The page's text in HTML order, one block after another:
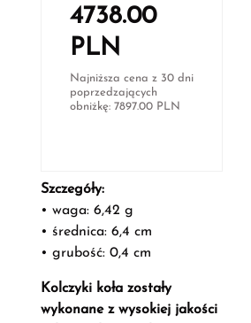
4738.00
PLN
Najniższa cena z 30 dni
poprzedzających
obniżkę: 7897.00PLN
Szczegóły:
• waga: 6,42 g
• średnica: 6,4 cm
• grubość: 0,4 cm
Kolczyki koła zostały
wykonane z wysokiej jakości